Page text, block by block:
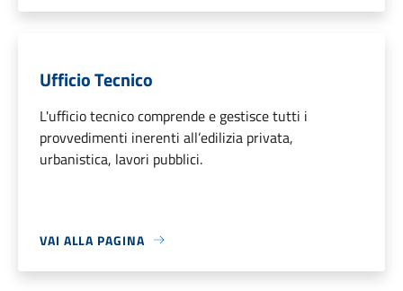
Ufficio Tecnico
L'ufficio tecnico comprende e gestisce tutti i
provvedimenti inerenti all’edilizia privata,
urbanistica, lavori pubblici.
VAI ALLA PAGINA